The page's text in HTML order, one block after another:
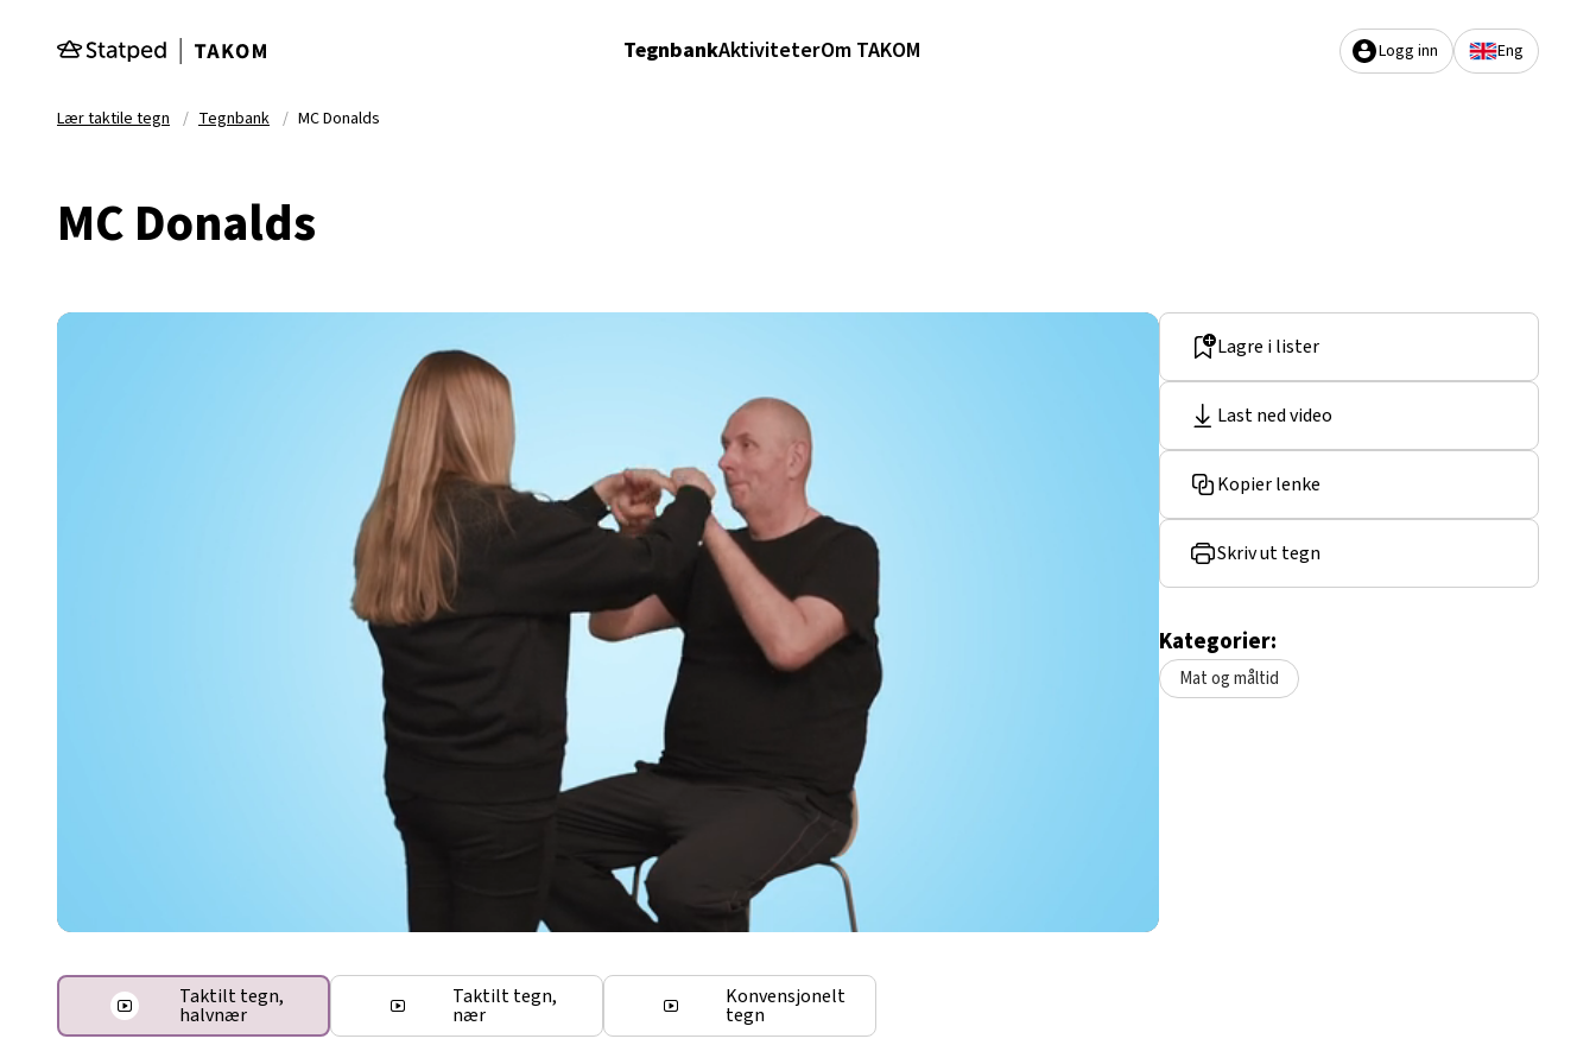
TegnbankAktiviteterOm TAKOM Logg inn Eng
Lær taktile tegn Tegnbank MC Donalds
MC Donalds
Lagre i lister
Last ned video
Kopier lenke
Skriv ut tegn
Kategorier:
Mat og måltid
Taktilt tegn,
halvnær
Taktilt tegn,
nær
Konvensjonelt
tegn